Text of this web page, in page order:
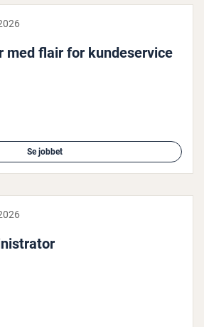
med flair for kun­de­ser­vi­ce
Se jobbet